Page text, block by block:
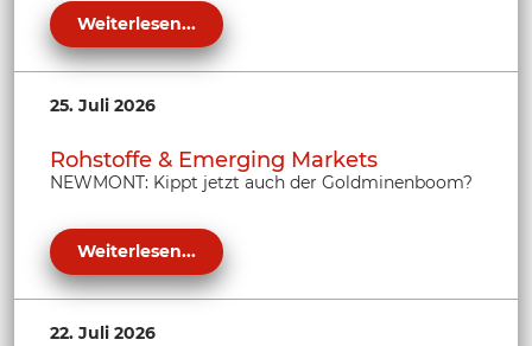
Weiterlesen...
25. Juli 2026
Rohstoffe & Emerging Markets
NEWMONT: Kippt jetzt auch der Goldminenboom?
Weiterlesen...
22. Juli 2026